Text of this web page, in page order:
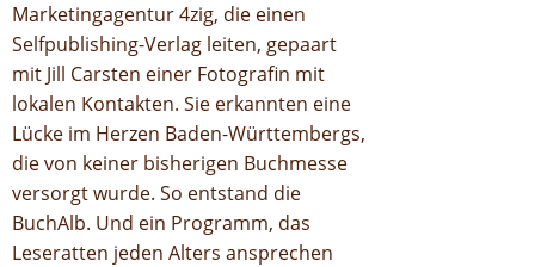
Marketingagentur 4zig, die einen
Selfpublishing-Verlag leiten, gepaart
mit Jill Carsten einer Fotografin mit
lokalen Kontakten. Sie erkannten eine
Lücke im Herzen Baden-Württembergs,
die von keiner bisherigen Buchmesse
versorgt wurde. So entstand die
BuchAlb. Und ein Programm, das
Leseratten jeden Alters ansprechen